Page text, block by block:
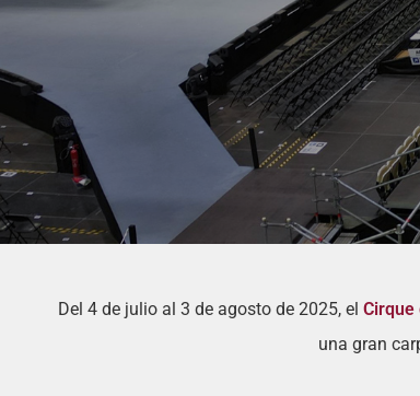
Del 4 de julio al 3 de agosto de 2025, el Cirque
una gran